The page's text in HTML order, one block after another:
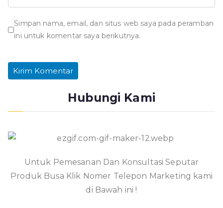
Simpan nama, email, dan situs web saya pada peramban
ini untuk komentar saya berikutnya.
Hubungi Kami
Untuk Pemesanan Dan Konsultasi Seputar
Produk Busa Klik Nomer Telepon Marketing kami
di Bawah ini !